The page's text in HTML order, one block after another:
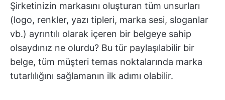
Şirketinizin markasını oluşturan tüm unsurları
(logo, renkler, yazı tipleri, marka sesi, sloganlar
vb.) ayrıntılı olarak içeren bir belgeye sahip
olsaydınız ne olurdu? Bu tür paylaşılabilir bir
belge, tüm müşteri temas noktalarında marka
tutarlılığını sağlamanın ilk adımı olabilir.